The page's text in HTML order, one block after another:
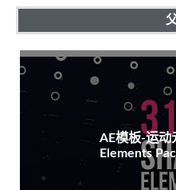
AE模板-运
Elements